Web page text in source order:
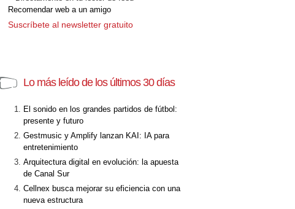
Recomendar web a un amigo
Suscríbete al newsletter gratuito
Lo más leído de los últimos 30 días
El sonido en los grandes partidos de fútbol:
presente y futuro
Gestmusic y Amplify lanzan KAI: IA para
entretenimiento
Arquitectura digital en evolución: la apuesta
de Canal Sur
Cellnex busca mejorar su eficiencia con una
nueva estructura